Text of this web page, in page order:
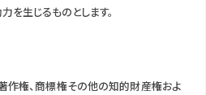
を生じるものとします。
作権、商標権その他の知的財産権およ